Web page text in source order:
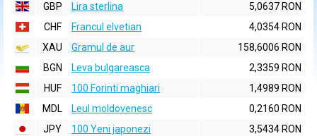
GBP
Lira sterlina
5,0637 RON
CHF
Francul elvetian
4,0354 RON
XAU
Gramul de aur
158,6006 RON
BGN
Leva bulgareasca
2,3359 RON
HUF
100 Forinti maghiari
1,4989 RON
MDL
Leul moldovenesc
0,2160 RON
JPY
100 Yeni japonezi
3,5434 RON